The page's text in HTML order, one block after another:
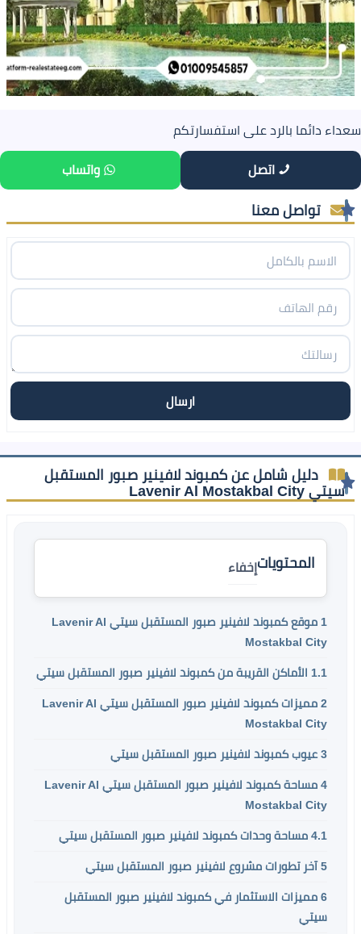
سعداء دائما بالرد على استفسارتكم
اتصل واتساب
تواصل معنا
دليل شامل عن كمبوند لافينير صبور المستقبل
سيتي Lavenir Al Mostakbal City
المحتوياتإخفاء
1
موقع كمبوند لافينير صبور المستقبل سيتي Lavenir Al
Mostakbal City
1.1 الأماكن القريبة من كمبوند لافينير صبور المستقبل سيتي
2
مميزات كمبوند لافينير صبور المستقبل سيتي Lavenir Al
Mostakbal City
3 عيوب كمبوند لافينير صبور المستقبل سيتي
4
مساحة كمبوند لافينير صبور المستقبل سيتي Lavenir Al
Mostakbal City
4.1 مساحة وحدات كمبوند لافينير صبور المستقبل سيتي
5 آخر تطورات مشروع لافينير صبور المستقبل سيتي
6 مميزات الاستثمار في كمبوند لافينير صبور المستقبل
سيتي